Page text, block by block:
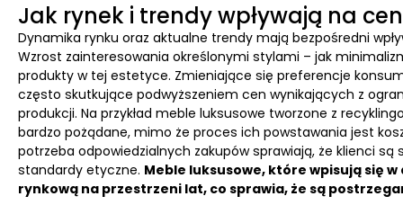
Jak rynek i trendy wpływają na
Dynamika rynku oraz aktualne trendy mają bezpośredni
Wzrost zainteresowania określonymi stylami – jak
produkty w tej estetyce. Zmieniające się preferencje
często skutkujące podwyższeniem cen wynikających z
produkcji. Na przykład meble luksusowe tworzone z
bardzo pożądane, mimo że proces ich powstawania jest
potrzeba odpowiedzialnych zakupów sprawiają, że klienci są
standardy etyczne. Meble luksusowe, które wpisują się
rynkową na przestrzeni lat, co sprawia, że są